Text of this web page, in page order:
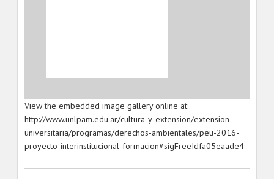
View the embedded image gallery online at:
http://www.unlpam.edu.ar/cultura-y-extension/extension-
universitaria/programas/derechos-ambientales/peu-2016-
proyecto-interinstitucional-formacion#sigFreeIdfa05eaade4